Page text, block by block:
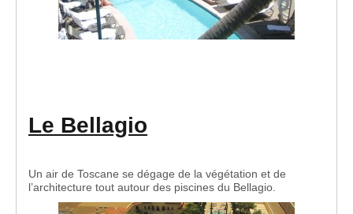
Le Bellagio
Un air de Toscane se dégage de la végétation et de
l’architecture tout autour des piscines du Bellagio.